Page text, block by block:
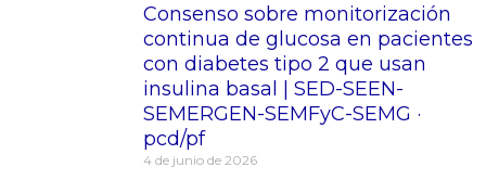
Consenso sobre monitorización
continua de glucosa en pacientes
con diabetes tipo 2 que usan
insulina basal | SED-SEEN-
SEMERGEN-SEMFyC-SEMG ·
pcd/pf
4 de junio de 2026